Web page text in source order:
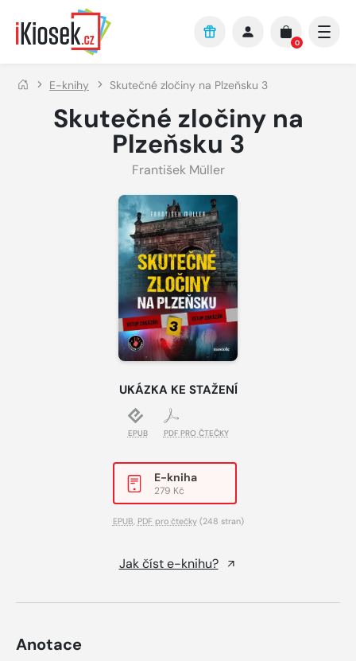
Přejít na hlavní obsah
0
E-knihy Skutečné zločiny na Plzeňsku 3
Skutečné zločiny na
Plzeňsku 3
František Müller
UKÁZKA KE STAŽENÍ
EPUB PDF PRO ČTEČKY
E-kniha
279 Kč
EPUB, PDF pro čtečky(248 stran)
Jak číst e-knihu?
Anotace